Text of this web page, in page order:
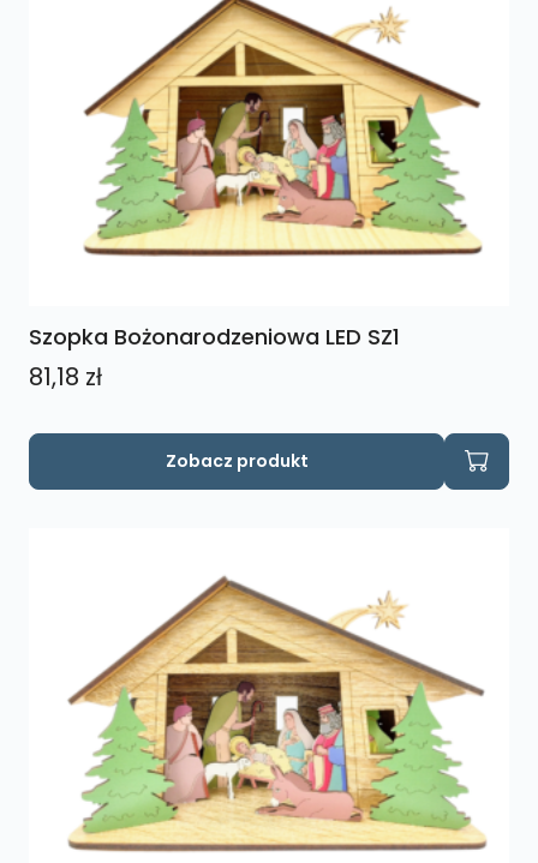
produktu
Szopka Bożonarodzeniowa LED SZ1
81,18 zł
Zobacz produkt